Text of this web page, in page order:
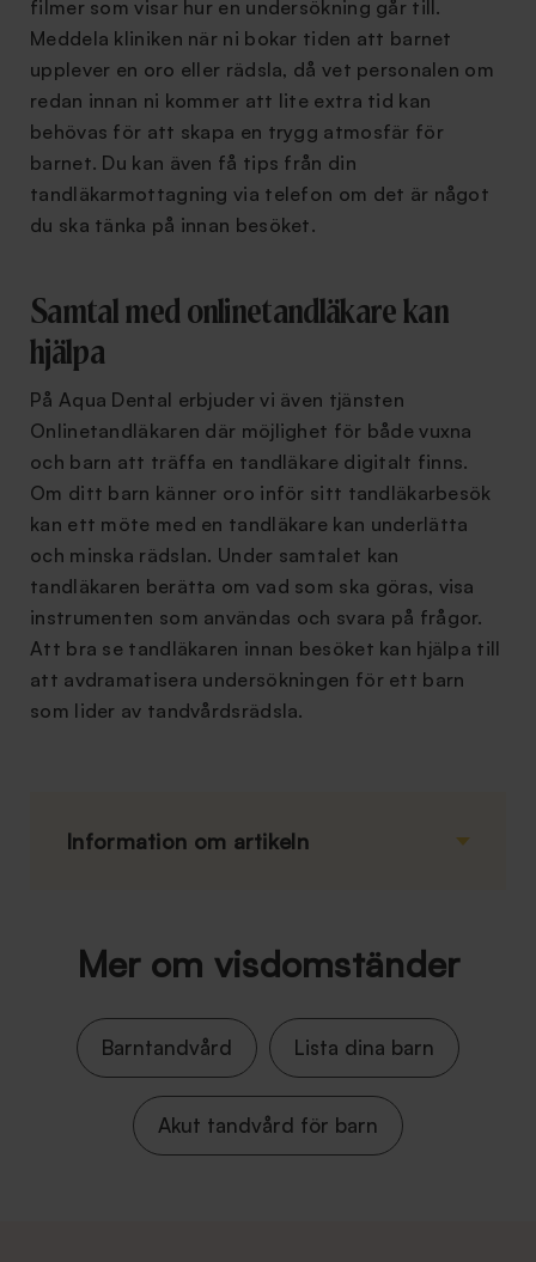
filmer som visar hur en undersökning går till.
Meddela kliniken när ni bokar tiden att barnet
upplever en oro eller rädsla, då vet personalen om
redan innan ni kommer att lite extra tid kan
behövas för att skapa en trygg atmosfär för
barnet. Du kan även få tips från din
tandläkarmottagning via telefon om det är något
du ska tänka på innan besöket.
Samtal med onlinetandläkare kan
hjälpa
På Aqua Dental erbjuder vi även tjänsten
Onlinetandläkaren där möjlighet för både vuxna
och barn att träffa en tandläkare digitalt finns.
Om ditt barn känner oro inför sitt tandläkarbesök
kan ett möte med en tandläkare kan underlätta
och minska rädslan. Under samtalet kan
tandläkaren berätta om vad som ska göras, visa
instrumenten som användas och svara på frågor.
Att bra se tandläkaren innan besöket kan hjälpa till
att avdramatisera undersökningen för ett barn
som lider av tandvårdsrädsla.
Information om artikeln
Mer om visdomständer
Barntandvård Lista dina barn
Akut tandvård för barn